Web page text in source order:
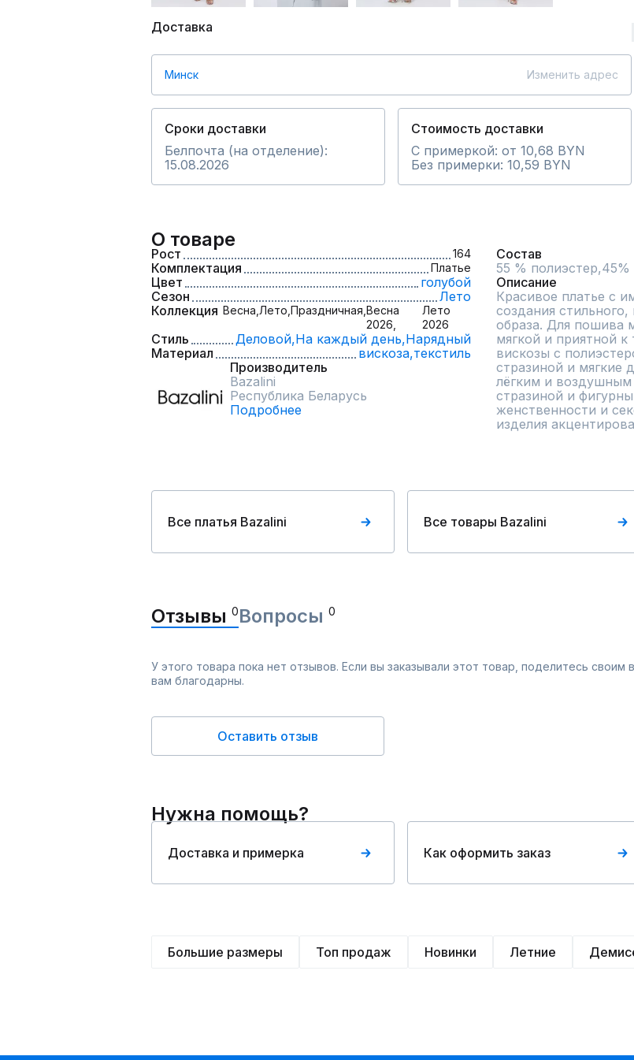
Доставка
Минск Изменить адрес
Сроки доставки
Белпочта (на отделение):
15.08.2026
Стоимость доставки
С примеркой: от 10,68 BYN
Без примерки: 10,59 BYN
О товаре
Рост 164
Комплектация Платье
Цвет
голубой
Сезон
Лето
Коллекция Весна, Лето, Праздничная, Весна
2026,
Лето
2026
Стиль Деловой,На каждый день,Нарядный
Материал
вискоза,текстиль
Производитель
Bazalini
Республика Беларусь
Подробнее
Состав
55 % полиэстер,45%
Описание
Красивое платье с
создания стильного,
образа. Для пошива
мягкой и приятной к
вискозы с
стразиной и мягкие
лёгким и
стразиной и
женственности и
изделия
Все платья Bazalini Все товары Bazalini
Отзывы 0Вопросы 0
У этого товара пока нет отзывов. Если вы заказывали этот товар, поделитесь
вам благодарны.
Оставить отзыв
Нужна помощь?
Доставка и примерка Как оформить заказ
Большие размеры Топ продаж Новинки Летние